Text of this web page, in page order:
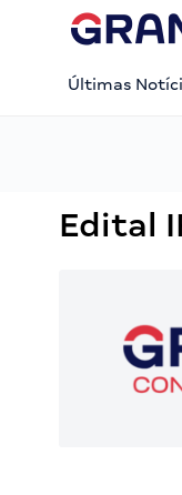
Últimas
Edital